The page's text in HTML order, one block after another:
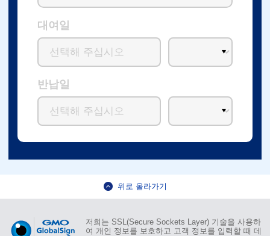
대여일
반납일
위로 올라가기
저희는 SSL(Secure Sockets Layer) 기술을 사용하
여 개인 정보를 보호하고 고객 정보를 입력할 때 데